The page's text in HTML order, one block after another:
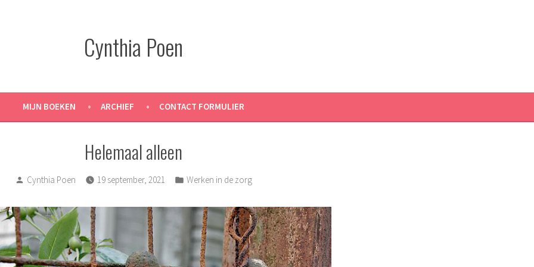
Cynthia Poen
MIJN BOEKEN ARCHIEF CONTACT FORMULIER
Helemaal alleen
Posted
Cynthia Poen 19 september, 2021
Posted
Werken in de zorg